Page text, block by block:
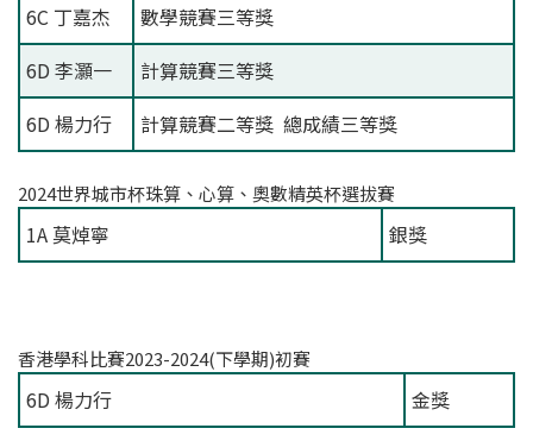
6C 丁嘉杰
數學競賽三等獎
6D 李灝一
計算競賽三等獎
6D 楊力行
計算競賽二等獎 總成績三等獎
2024世界城市杯珠算、心算、奧數精英杯選拔賽
1A 莫焯寧 銀獎
香港學科比賽2023-2024(下學期)初賽
6D 楊力行 金獎